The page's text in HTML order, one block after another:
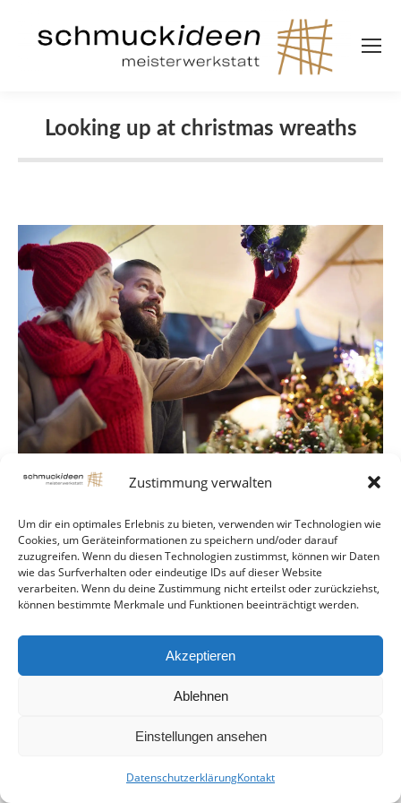
Zustimmung verwalten
Um dir ein optimales Erlebnis zu bieten, verwenden wir Technologien wie
Cookies, um Geräteinformationen zu speichern und/oder darauf
zuzugreifen. Wenn du diesen Technologien zustimmst, können wir Daten
wie das Surfverhalten oder eindeutige IDs auf dieser Website
verarbeiten. Wenn du deine Zustimmung nicht erteilst oder zurückziehst,
können bestimmte Merkmale und Funktionen beeinträchtigt werden.
Akzeptieren
Ablehnen
Einstellungen ansehen
DatenschutzerklärungKontakt
Looking up at christmas wreaths
© Schmuckideen Handmade
footer